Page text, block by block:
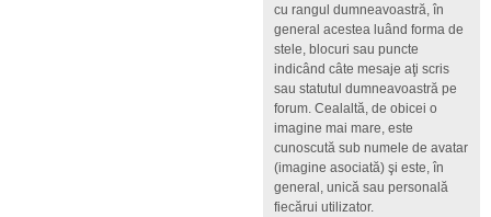
cu rangul dumneavoastră, în
general acestea luând forma de
stele, blocuri sau puncte
indicând câte mesaje aţi scris
sau statutul dumneavoastră pe
forum. Cealaltă, de obicei o
imagine mai mare, este
cunoscută sub numele de avatar
(imagine asociată) şi este, în
general, unică sau personală
fiecărui utilizator.